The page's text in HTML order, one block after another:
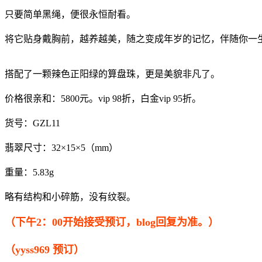
只要简单黑绳，便很永恒耐看。
将它贴身戴胸前，越养越美，随之变成年岁的记忆，伴随你一
搭配了一颗辣色正阳绿的算盘珠，更是美貌非凡了。
价格很亲和：5800元。vip 98折，白金vip 95折。
货号：GZL11
翡翠尺寸：32×15×5（mm）
重量：5.83g
略有结构和小碎筋，没有纹裂。
（下午2：00开始接受预订，blog回复为准。）
（yyss969 预订）